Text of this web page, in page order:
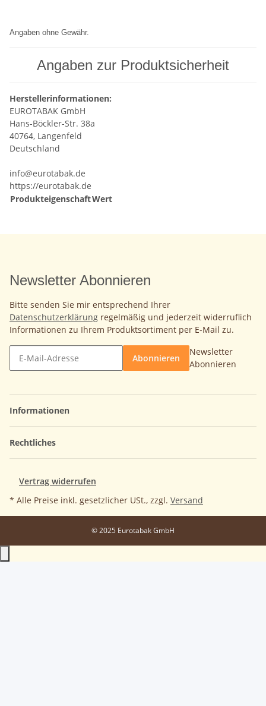
Angaben ohne Gewähr.
Angaben zur Produktsicherheit
Herstellerinformationen:
EUROTABAK GmbH
Hans-Böckler-Str. 38a
40764, Langenfeld
Deutschland
info@eurotabak.de
https://eurotabak.de
ProdukteigenschaftWert
Newsletter Abonnieren
Bitte senden Sie mir entsprechend Ihrer
Datenschutzerklärung regelmäßig und jederzeit widerruflich
Informationen zu Ihrem Produktsortiment per E-Mail zu.
Abonnieren
Newsletter
Abonnieren
Informationen
Rechtliches
Vertrag widerrufen
* Alle Preise inkl. gesetzlicher USt., zzgl. Versand
© 2025 Eurotabak GmbH